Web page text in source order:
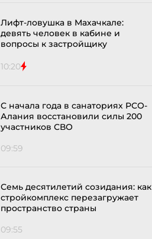
Лифт-ловушка в Махачкале:
девять человек в кабине и
вопросы к застройщику
10:20
С начала года в санаториях РСО-
Алания восстановили силы 200
участников СВО
09:59
Семь десятилетий созидания: как
стройкомплекс перезагружает
пространство страны
09:55